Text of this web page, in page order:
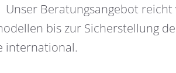
Beratungsangebot reicht
bis zur Sicherstellung
international.